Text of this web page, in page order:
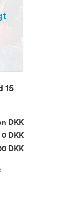
15
DKK
0 DKK
DKK